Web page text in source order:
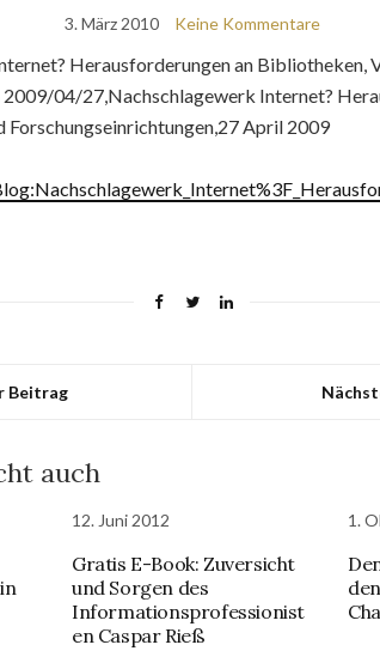
3. März 2010 Keine Kommentare
Herausforderungen an Bibliotheken,
2009/04/27,Nachschlagewerk Internet?
Forschungseinrichtungen,27 April 2009
Beitrag
auch
12. Juni 2012
Gratis E-Book: Zuversicht
und Sorgen des
Informationsprofessionist
en Caspar Rieß
1.